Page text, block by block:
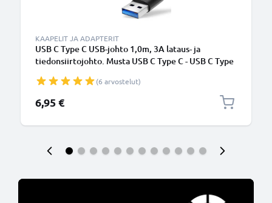
KAAPELIT JA ADAPTERIT
USB C Type C USB-johto 1,0m, 3A lataus- ja
tiedonsiirtojohto. Musta USB C Type C - USB C Type
(6 arvostelut)
6,95 €